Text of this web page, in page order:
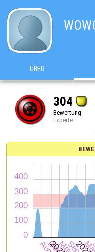
ÜBER
304
Bewertung
Experte